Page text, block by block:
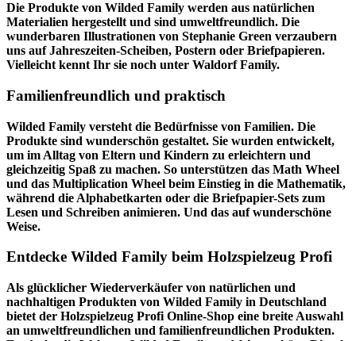
Die Produkte von Wilded Family werden aus natürlichen
Materialien hergestellt und sind umweltfreundlich. Die
wunderbaren Illustrationen von Stephanie Green verzaubern
uns auf Jahreszeiten-Scheiben, Postern oder Briefpapieren.
Vielleicht kennt Ihr sie noch unter Waldorf Family.
Familienfreundlich und praktisch
Wilded Family versteht die Bedürfnisse von Familien. Die
Produkte sind wunderschön gestaltet. Sie wurden entwickelt,
um im Alltag von Eltern und Kindern zu erleichtern und
gleichzeitig Spaß zu machen. So unterstützen das Math Wheel
und das Multiplication Wheel beim Einstieg in die Mathematik,
während die Alphabetkarten oder die Briefpapier-Sets zum
Lesen und Schreiben animieren. Und das auf wunderschöne
Weise.
Entdecke Wilded Family beim Holzspielzeug Profi
Als glücklicher Wiederverkäufer von natürlichen und
nachhaltigen Produkten von Wilded Family in Deutschland
bietet der Holzspielzeug Profi Online-Shop eine breite Auswahl
an umweltfreundlichen und familienfreundlichen Produkten.